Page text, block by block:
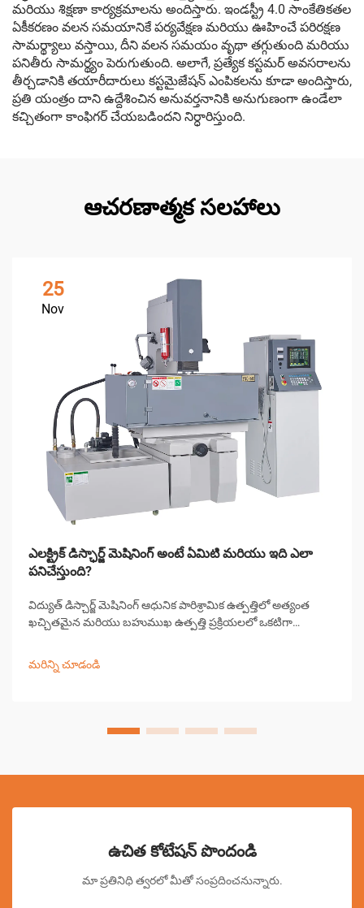
మరియు శిక్షణా కార్యక్రమాలను అందిస్తారు. ఇండస్ట్రీ 4.0 సాంకేతికతల
ఏకీకరణం వలన సమయానికే పర్యవేక్షణ మరియు ఊహించే పరిరక్షణ
సామర్థ్యాలు వస్తాయి, దీని వలన సమయం వృథా తగ్గుతుంది మరియు
పనితీరు సామర్థ్యం పెరుగుతుంది. అలాగే, ప్రత్యేక కస్టమర్ అవసరాలను
తీర్చడానికి తయారీదారులు కస్టమైజేషన్ ఎంపికలను కూడా అందిస్తారు,
ప్రతి యంత్రం దాని ఉద్దేశించిన అనువర్తనానికి అనుగుణంగా ఉండేలా
కచ్చితంగా కాంఫిగర్ చేయబడిందని నిర్ధారిస్తుంది.
ఆచరణాత్మక సలహాలు
25
Nov
ఎలక్ట్రిక్ డిస్ఛార్జ్ మెషినింగ్ అంటే ఏమిటి మరియు ఇది ఎలా
పనిచేస్తుంది?
విద్యుత్ డిస్చార్జ్ మెషినింగ్ ఆధునిక పారిశ్రామిక ఉత్పత్తిలో అత్యంత
ఖచ్చితమైన మరియు బహుముఖ ఉత్పత్తి ప్రక్రియలలో ఒకటిగా
ఉపయోగిస్తుంది...
మరిన్ని చూడండి
ఉచిత కోటేషన్ పొందండి
మా ప్రతినిధి త్వరలో మీతో సంప్రదించనున్నారు.